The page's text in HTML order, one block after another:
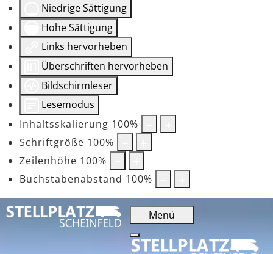
Niedrige Sättigung
Hohe Sättigung
Links hervorheben
Überschriften hervorheben
Bildschirmleser
Lesemodus
Inhaltsskalierung 100%
Schriftgröße 100%
Zeilenhöhe 100%
Buchstabenabstand 100%
Menü